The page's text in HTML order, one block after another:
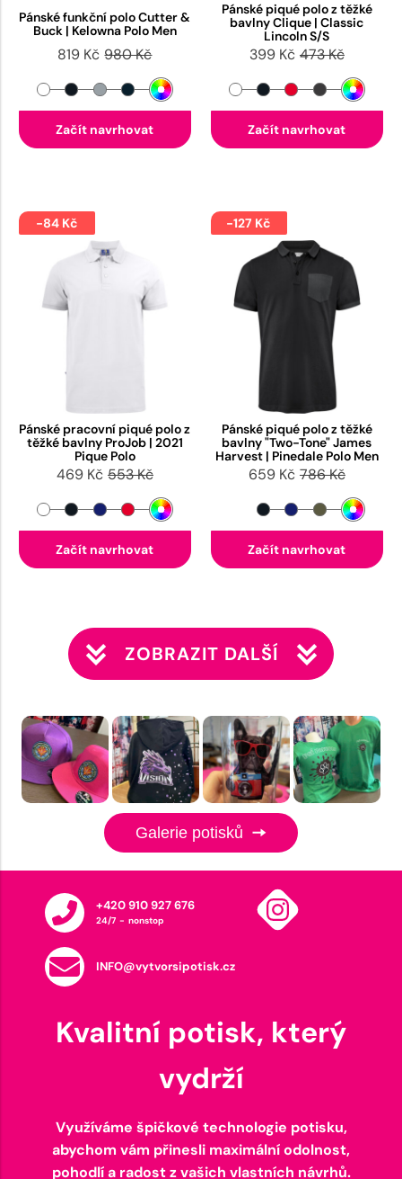
Pánské funkční polo Cutter &
Buck | Kelowna Polo Men
819 Kč 980 Kč
Začít navrhovat
Pánské piqué polo z těžké
bavlny Clique | Classic
Lincoln S/S
399 Kč 473 Kč
Začít navrhovat
-84 Kč
Pánské pracovní piqué polo z
těžké bavlny ProJob | 2021
Pique Polo
469 Kč 553 Kč
Začít navrhovat
-127 Kč
Pánské piqué polo z těžké
bavlny "Two-Tone" James
Harvest | Pinedale Polo Men
659 Kč 786 Kč
Začít navrhovat
ZOBRAZIT DALŠÍ
Galerie potisků
+420 910 927 676
24/7 - nonstop
INFO@vytvorsipotisk.cz
Kvalitní potisk, který
vydrží
Využíváme špičkové technologie potisku,
abychom vám přinesli maximální odolnost,
pohodlí a radost z vašich vlastních návrhů.